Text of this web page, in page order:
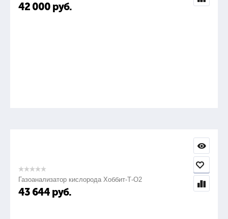
42 000 руб.
Газоанализатор кислорода Хоббит-Т-О2
43 644 руб.